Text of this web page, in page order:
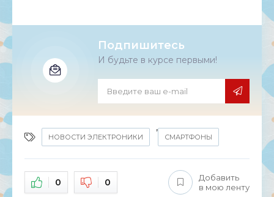
Подпишитесь
И будьте в курсе первыми!
НОВОСТИ ЭЛЕКТРОНИКИ
,
СМАРТФОНЫ
0 0
Добавить
в мою ленту